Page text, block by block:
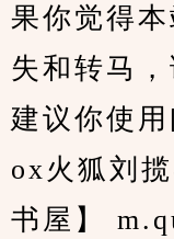
果你觉得
失和转马，
建议你使
ox火狐刘
书屋】